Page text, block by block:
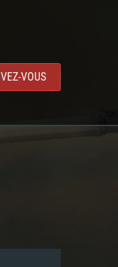
VOUS